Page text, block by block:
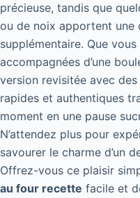
précieuse, tandis que
ou de noix apportent une
supplémentaire. Que
accompagnées d’une
version revisitée avec
rapides et authentiques
moment en une pause
N’attendez plus pour
savourer le charme d’un
Offrez-vous ce plaisir
au four recette facile et